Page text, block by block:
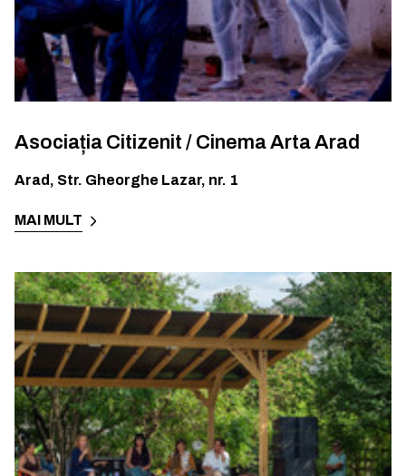
Asociația Citizenit / Cinema Arta Arad
Arad , Str. Gheorghe Lazar, nr. 1
MAI MULT